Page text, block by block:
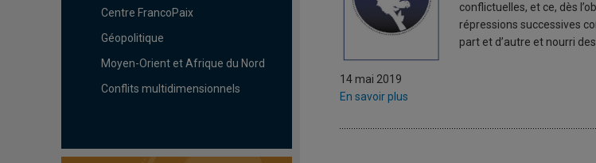
Centre FrancoPaix
Géopolitique
Moyen-Orient et Afrique du Nord
Conflits multidimensionnels
conflictuelles, et ce, dès
répressions successives
part et d’autre et nourri
14 mai 2019
En savoir plus